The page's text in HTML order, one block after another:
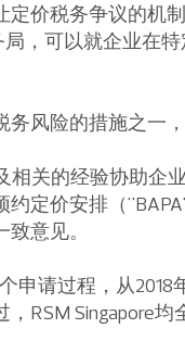
价税务争议的机
，可以就企业在
风险的措施之一
相关的经验协助企
约定价安排（
意见。
申请过程，从
RSM Singapore均